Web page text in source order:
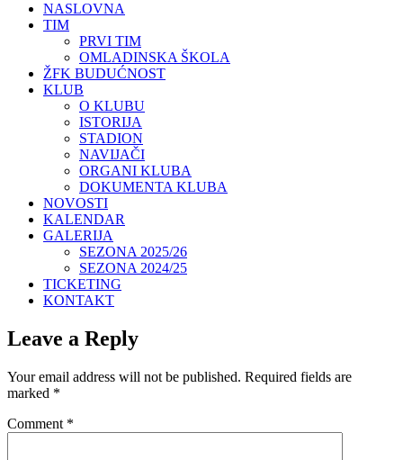
NASLOVNA
TIM
PRVI TIM
OMLADINSKA ŠKOLA
ŽFK BUDUĆNOST
KLUB
O KLUBU
ISTORIJA
STADION
NAVIJAČI
ORGANI KLUBA
DOKUMENTA KLUBA
NOVOSTI
KALENDAR
GALERIJA
SEZONA 2025/26
SEZONA 2024/25
TICKETING
KONTAKT
Leave a Reply
Your email address will not be published. Required fields are
marked *
Comment *